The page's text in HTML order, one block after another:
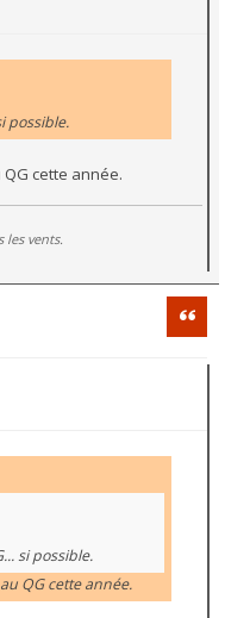
possible.
cette année.
les vents.
si possible.
QG cette année.